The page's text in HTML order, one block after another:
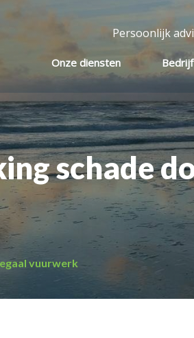
Persoonlijk
Onze diensten Bedrijf
schade
vuurwerk